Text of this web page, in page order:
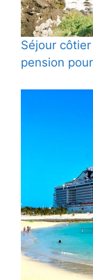
Séjour
pension